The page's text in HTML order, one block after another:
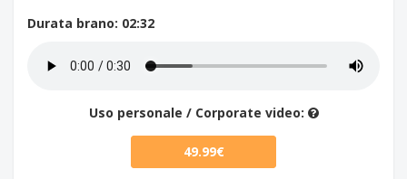
Durata brano: 02:32
Uso personale / Corporate video:
49.99€